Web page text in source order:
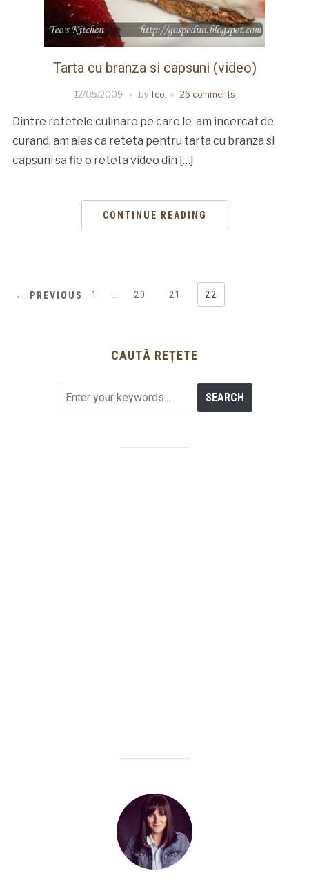
Tarta cu branza si capsuni (video)
12/05/2009 by Teo 26 comments
Dintre retetele culinare pe care le-am incercat de
curand, am ales ca reteta pentru tarta cu branza si
capsuni sa fie o reteta video din […]
CONTINUE READING
← PREVIOUS 1 20 21 22
CAUTĂ REȚETE